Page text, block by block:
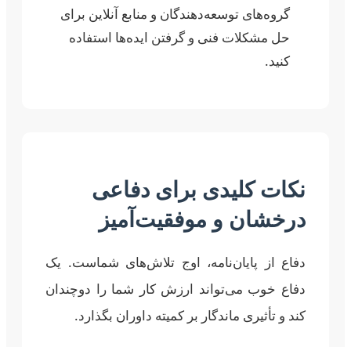
گروه‌های توسعه‌دهندگان و منابع آنلاین برای
حل مشکلات فنی و گرفتن ایده‌ها استفاده
کنید.
نکات کلیدی برای دفاعی
درخشان و موفقیت‌آمیز
دفاع از پایان‌نامه، اوج تلاش‌های شماست. یک
دفاع خوب می‌تواند ارزش کار شما را دوچندان
کند و تأثیری ماندگار بر کمیته داوران بگذارد.